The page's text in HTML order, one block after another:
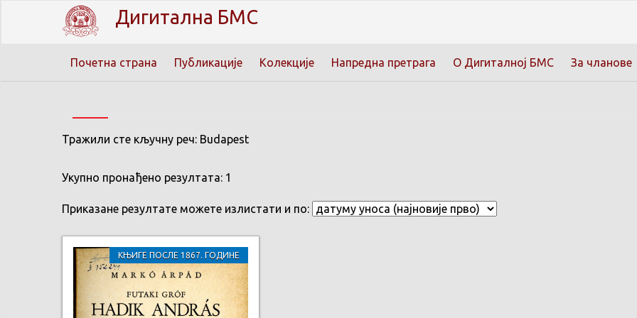
Дигитална БМС
Почетна страна Публикације Колекције Напредна претрага О Дигиталној БМС За чланове
Тражили сте кључну реч: Budapest
Укупно пронађено резултата: 1
Приказане резултате можете излистати и по:
КЊИГЕ ПОСЛЕ 1867. ГОДИНЕ